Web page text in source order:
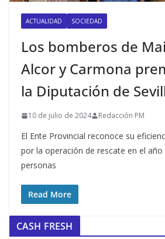
ACTUALIDAD SOCIEDAD
Los bomberos de
Alcor y Carmona
la Diputación de
10 de julio de 2024 Redacción PM
El Ente Provincial reconoce su
por la operación de rescate en el año
personas
Read More
CASH FRESH